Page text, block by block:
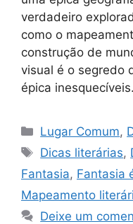
verdadeiro
como o
construção de
visual é o segredo
épica inesquecíveis.
Categorias
Lugar Comum,
Tags
Dicas literárias,
Fantasia, Fantasia
Mapeamento
Deixe um